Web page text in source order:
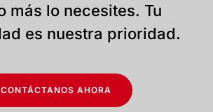
más lo necesites. Tu
es nuestra prioridad.
CONTÁCTANOS AHORA